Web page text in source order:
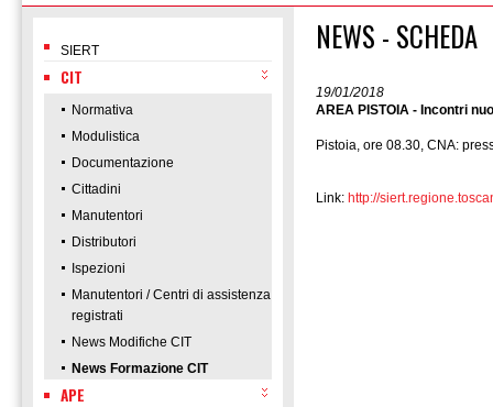
SIERT
CIT
Normativa
Modulistica
Documentazione
Cittadini
Manutentori
Distributori
Ispezioni
Manutentori / Centri di assistenza
registrati
News Modifiche CIT
News Formazione CIT
APE
NEWS - SCHEDA
19/01/2018
AREA PISTOIA - Incontri
Pistoia, ore 08.30, CNA:
Link: http://